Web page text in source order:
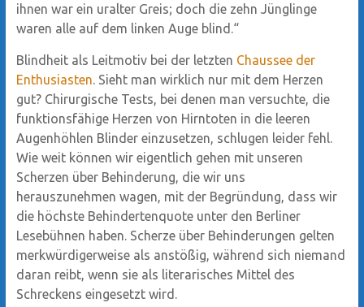
ihnen war ein uralter Greis; doch die zehn Jünglinge
waren alle auf dem linken Auge blind.“
Blindheit als Leitmotiv bei der letzten Chaussee der
Enthusiasten. Sieht man wirklich nur mit dem Herzen
gut? Chirurgische Tests, bei denen man versuchte, die
funktionsfähige Herzen von Hirntoten in die leeren
Augenhöhlen Blinder einzusetzen, schlugen leider fehl.
Wie weit können wir eigentlich gehen mit unseren
Scherzen über Behinderung, die wir uns
herauszunehmen wagen, mit der Begründung, dass wir
die höchste Behindertenquote unter den Berliner
Lesebühnen haben. Scherze über Behinderungen gelten
merkwürdigerweise als anstößig, während sich niemand
daran reibt, wenn sie als literarisches Mittel des
Schreckens eingesetzt wird.